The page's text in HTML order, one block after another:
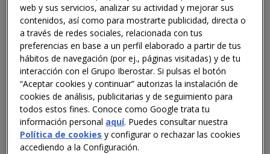
as a key driver of a resilient and
competitive hospitality industry
23 Jan 2026
Iberostar builds on positive results with
new projects in Mexico and Zanzibar
02 Oct 2025
web y sus servicios, analizar su actividad y mejorar sus
contenidos, así como para mostrarte publicidad, directa o
a través de redes sociales, relacionada con tus
preferencias en base a un perfil elaborado a partir de tus
hábitos de navegación (por ej., páginas visitadas) y de tu
interacción con el Grupo Iberostar. Si pulsas el botón
“Aceptar cookies y continuar” autorizas la instalación de
cookies de análisis, publicitarias y de seguimiento para
todos estos fines. Conoce como Google trata tu
información personal aquí. Puedes consultar nuestra
Política de cookies y configurar o rechazar las cookies
accediendo a la Configuración.